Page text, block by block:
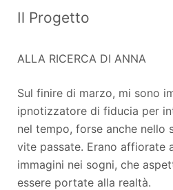
Il Progetto
ALLA RICERCA DI ANNA
Sul finire di marzo, mi sono
ipnotizzatore di fiducia per
nel tempo, forse anche nello
vite passate. Erano affiorate
immagini nei sogni, che
essere portate alla realtà.